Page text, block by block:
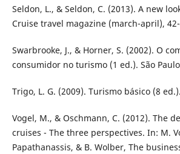
Seldon, L., & Seldon, C. (2013). A new
Cruise travel magazine (march-april),
Swarbrooke, J., & Horner, S. (2002). O
consumidor no turismo (1 ed.). São
Trigo, L. G. (2009). Turismo básico (8
Vogel, M., & Oschmann, C. (2012). The
cruises - The three perspectives. In: M.
Papathanassis, & B. Wolber, The